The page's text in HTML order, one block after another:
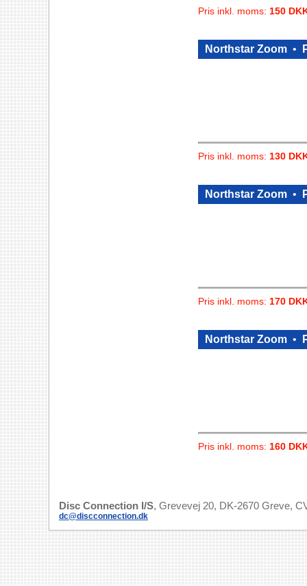
Pris inkl. moms: 150
Northstar Zoom •
Pris inkl. moms: 130
Northstar Zoom •
Pris inkl. moms: 170
Northstar Zoom •
Pris inkl. moms: 160
Disc Connection I/S, Grevevej 20, DK-2670 Greve,
dc@discconnection.dk